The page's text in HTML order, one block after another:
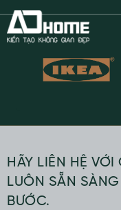
HÃY LIÊN HỆ
LUÔN SẴN
BƯỚC.